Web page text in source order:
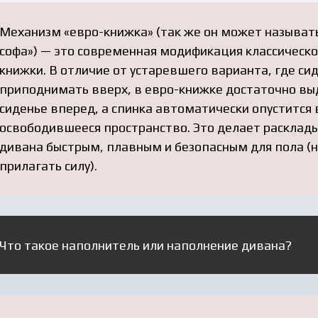
Механизм «евро-книжка» (так же он может
софа») — это современная модификация
книжки. В отличие от устаревшего варианта, где
приподнимать вверх, в евро-книжке достаточно
сиденье вперед, а спинка автоматически опустится
освободившееся пространство. Это делает
дивана быстрым, плавным и безопасным для пола
прилагать силу).
Что такое наполнитель или наполнение дивана?